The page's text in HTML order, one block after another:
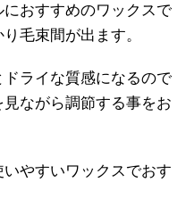
おすすめのワックスで
毛束間が出ます。
ライな質感になるので
ながら調節する事をお
やすいワックスでおす